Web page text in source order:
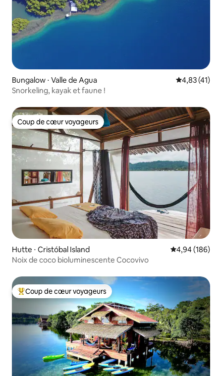
Bungalow ⋅ Valle de Agua Évaluation
4,83 (41)
Snorkeling, kayak et faune !
Coup de cœur voyageurs
Coup de cœur voyageurs
Hutte ⋅ Cristóbal Island Évaluation
4,94 (186)
Noix de coco bioluminescente Cocovivo
Coups de cœur voyageurs les plus appréciés
Coup de cœur voyageurs